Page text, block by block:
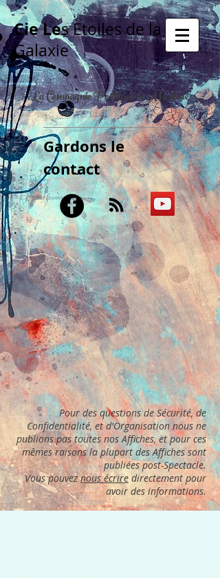
Cie Les Etoiles de la
Galaxie
La Compagnie Poétique & Musicale
Gardons le
contact
Pour des questions de Sécurité, de
Confidentialité, et d'Organisation nous ne
publions pas toutes nos Affiches, et pour ces
mêmes raisons la plupart des Affiches sont
publiées post-Spectacle.
Vous pouveznous écriredirectement pour
avoir des informations.